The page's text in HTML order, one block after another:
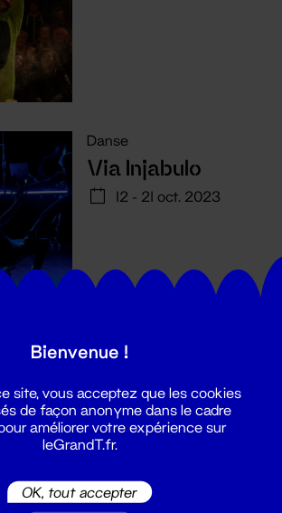
Danse
Via Injabulo
12 - 21 oct. 2023
les actualités du
Bienvenue !
site, vous acceptez que les cookies
de façon anonyme dans le cadre
améliorer votre expérience sur
leGrandT.fr.
OK, tout accepter